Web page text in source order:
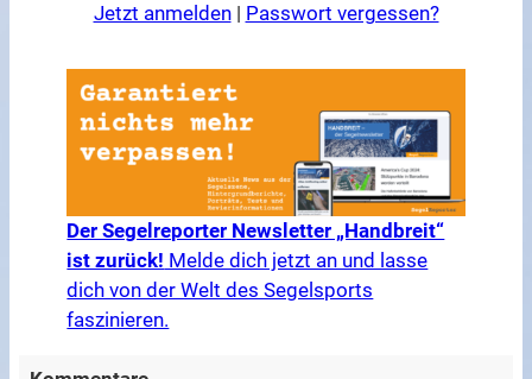
Jetzt anmelden| Passwort vergessen?
Der Segelreporter Newsletter „Handbreit“
ist zurück! Melde dich jetzt an und lasse
dich von der Welt des Segelsports
faszinieren.